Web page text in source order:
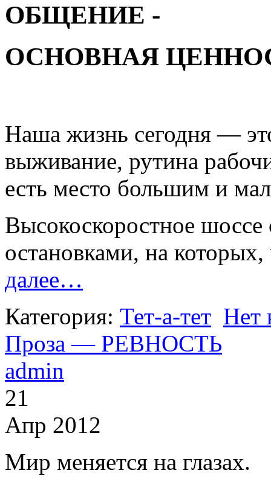
ОБЩЕНИЕ -
ОСНОВНАЯ
Наша жизнь сегодня —
выживание, рутина
есть место большим и
Высокоскоростное
остановками, на
далее…
Категория: Тет-а-тет Нет
Проза — РЕВНОСТЬ
admin
21
Апр 2012
Мир меняется на глазах.